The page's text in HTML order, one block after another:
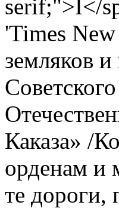
serif;">I</
'Times
земляков
Каказа» /
орденам и
те дороги,